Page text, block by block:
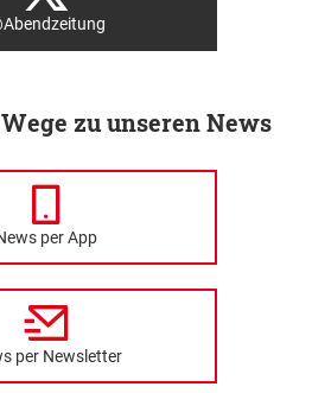
zu unseren News
per App
per Newsletter